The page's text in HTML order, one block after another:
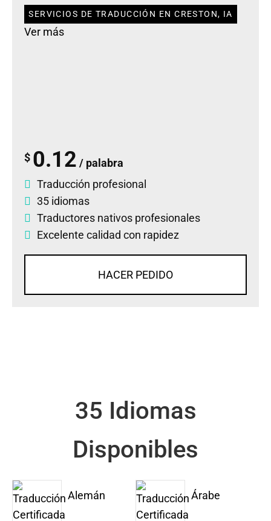
SERVICIOS DE TRADUCCIÓN EN CRESTON, IA
Ver más
$ 0.12 / palabra
Traducción profesional
35 idiomas
Traductores nativos profesionales
Excelente calidad con rapidez
HACER PEDIDO
35 Idiomas
Disponibles
Alemán Árabe